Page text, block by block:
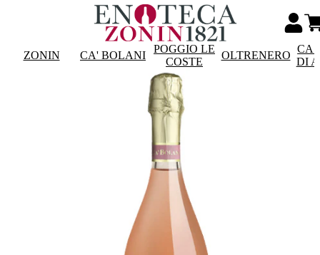
ZONIN CA' BOLANI
POGGIO LE
COSTE
OLTRENERO
DI